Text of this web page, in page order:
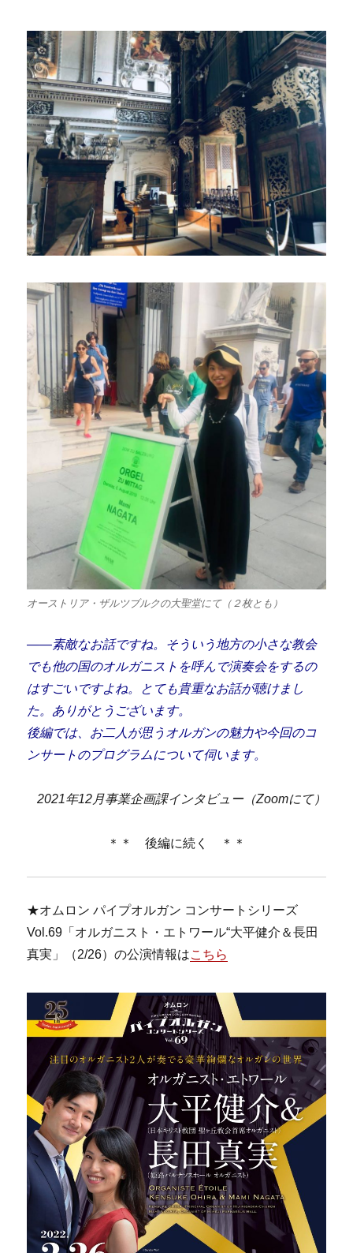
オーストリア・ザルツブルクの大聖堂にて（２枚とも）
――素敵なお話ですね。そういう地方の小さな教会
でも他の国のオルガニストを呼んで演奏会をするの
はすごいですよね。とても貴重なお話が聴けまし
た。ありがとうございます。
後編では、お二人が思うオルガンの魅力や今回のコ
ンサートのプログラムについて伺います。
2021年12月事業企画課インタビュー（Zoomにて）
＊＊ 後編に続く ＊＊
★オムロン パイプオルガン コンサートシリーズ
Vol.69「オルガニスト・エトワール“大平健介＆長田
真実」（2/26）の公演情報はこちら